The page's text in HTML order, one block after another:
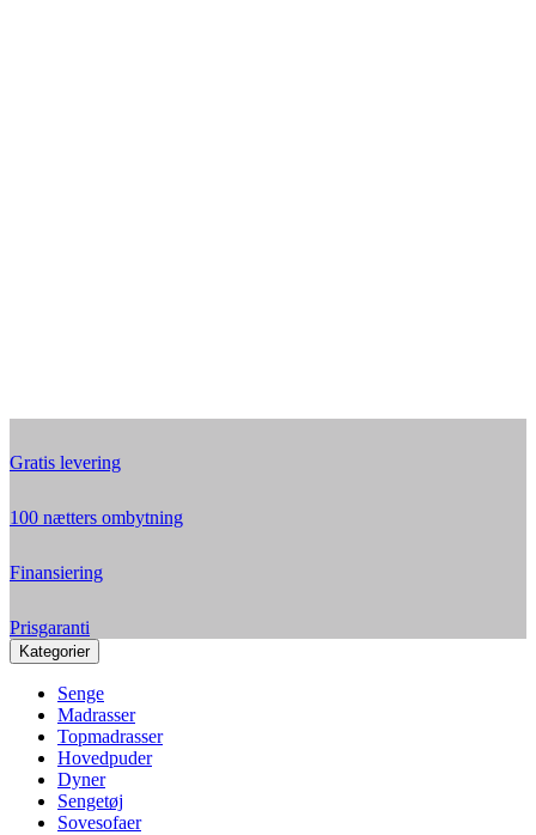
Gratis levering
100 nætters ombytning
Finansiering
Prisgaranti
Kategorier
Senge
Madrasser
Topmadrasser
Hovedpuder
Dyner
Sengetøj
Sovesofaer